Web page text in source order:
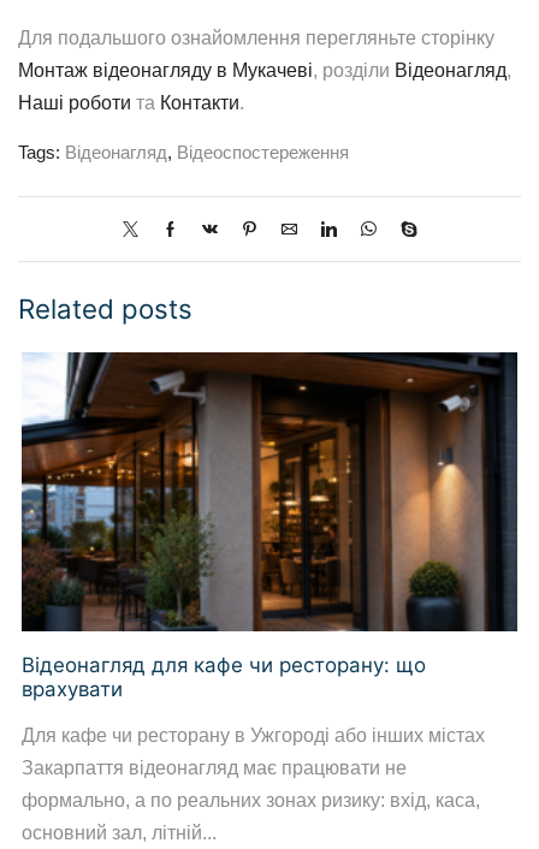
Для подальшого ознайомлення перегляньте сторінку
Монтаж відеонагляду в Мукачеві, розділи Відеонагляд,
Наші роботи та Контакти.
Tags: Відеонагляд, Відеоспостереження
Related posts
Відеонагляд для кафе чи ресторану: що
врахувати
Для кафе чи ресторану в Ужгороді або інших містах
Закарпаття відеонагляд має працювати не
формально, а по реальних зонах ризику: вхід, каса,
основний зал, літній...